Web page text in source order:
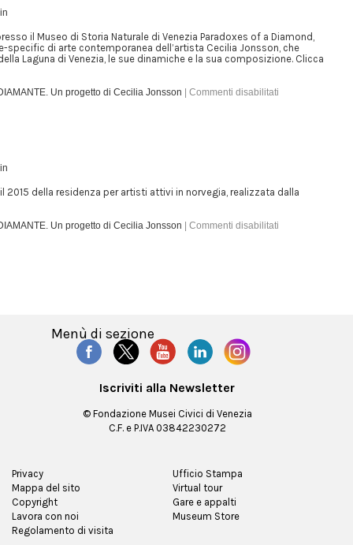
il Museo di Storia Naturale di Venezia Paradoxes of a Diamond,
di arte contemporanea dell’artista Cecilia Jonsson, che
Laguna di Venezia, le sue dinamiche e la sua composizione. Clicca
Un progetto di Cecilia Jonsson Commenti disabilitati
2015 della residenza per artisti attivi in norvegia, realizzata dalla
Un progetto di Cecilia Jonsson Commenti disabilitati
Menù di sezione
Iscriviti alla Newsletter
© Fondazione Musei Civici di Venezia
C.F. e P.IVA 03842230272
Privacy
Mappa del sito
Copyright
Lavora con noi
Regolamento di visita
Ufficio Stampa
Virtual tour
Gare e appalti
Museum Store